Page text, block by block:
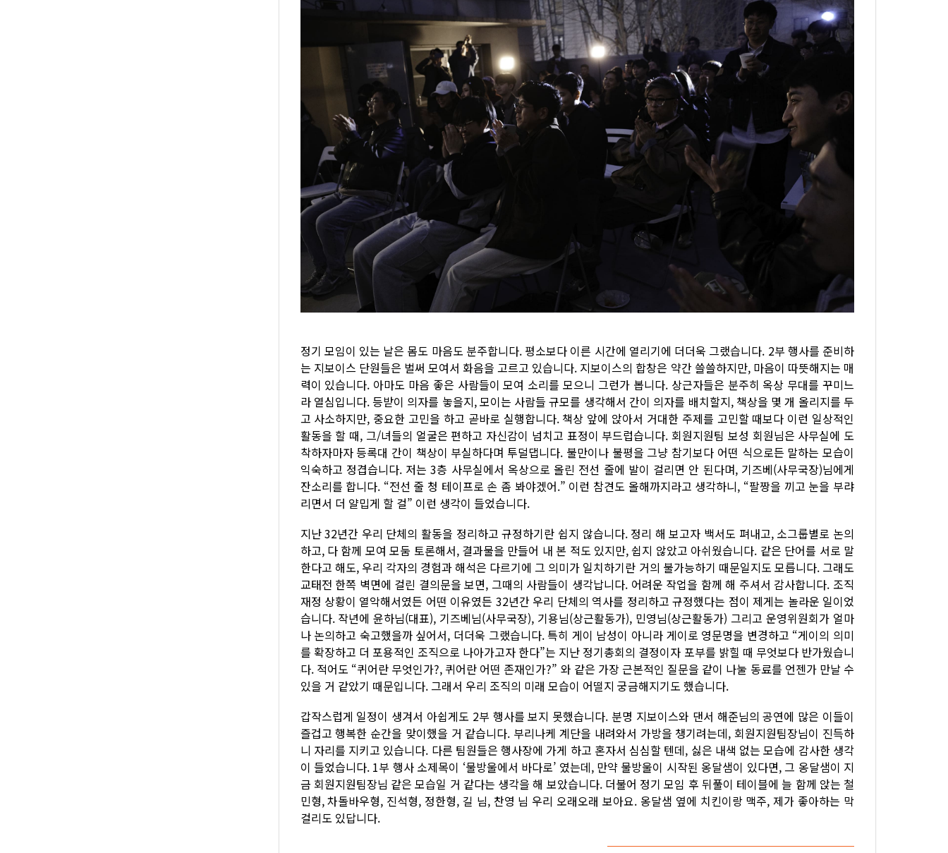
정기 모임이 있는 날은 몸도 마음도 분주합니다. 평소보다 이른 시간에 열리기에 더더욱 그랬습니다. 2부 행사를 준비하
는 지보이스 단원들은 벌써 모여서 화음을 고르고 있습니다. 지보이스의 합창은 약간 쓸쓸하지만, 마음이 따뜻해지는 매
력이 있습니다. 아마도 마음 좋은 사람들이 모여 소리를 모으니 그런가 봅니다. 상근자들은 분주히 옥상 무대를 꾸미느
라 열심입니다. 등받이 의자를 놓을지, 모이는 사람들 규모를 생각해서 간이 의자를 배치할지, 책상을 몇 개 올리지를 두
고 사소하지만, 중요한 고민을 하고 곧바로 실행합니다. 책상 앞에 앉아서 거대한 주제를 고민할 때보다 이런 일상적인
활동을 할 때, 그/녀들의 얼굴은 편하고 자신감이 넘치고 표정이 부드럽습니다. 회원지원팀 보성 회원님은 사무실에 도
착하자마자 등록대 간이 책상이 부실하다며 투덜댑니다. 불만이나 불평을 그냥 참기보다 어떤 식으로든 말하는 모습이
익숙하고 정겹습니다. 저는 3층 사무실에서 옥상으로 올린 전선 줄에 발이 걸리면 안 된다며, 기즈베(사무국장)님에게
잔소리를 합니다. “전선 줄 청 테이프로 손 좀 봐야겠어.” 이런 참견도 올해까지라고 생각하니, “팔짱을 끼고 눈을 부랴
리면서 더 얄밉게 할 걸” 이런 생각이 들었습니다.
지난 32년간 우리 단체의 활동을 정리하고 규정하기란 쉽지 않습니다. 정리 해 보고자 백서도 펴내고, 소그룹별로 논의
하고, 다 함께 모여 모둠 토론해서, 결과물을 만들어 내 본 적도 있지만, 쉽지 않았고 아쉬웠습니다. 같은 단어를 서로 말
한다고 해도, 우리 각자의 경험과 해석은 다르기에 그 의미가 일치하기란 거의 불가능하기 때문일지도 모릅니다. 그래도
교태전 한쪽 벽면에 걸린 결의문을 보면, 그때의 사람들이 생각납니다. 어려운 작업을 함께 해 주셔서 감사합니다. 조직
재정 상황이 열악해서였든 어떤 이유였든 32년간 우리 단체의 역사를 정리하고 규정했다는 점이 제게는 놀라운 일이었
습니다. 작년에 윤하님(대표), 기즈베님(사무국장), 기용님(상근활동가), 민영님(상근활동가) 그리고 운영위원회가 얼마
나 논의하고 숙고했을까 싶어서, 더더욱 그랬습니다. 특히 게이 남성이 아니라 게이로 영문명을 변경하고 “게이의 의미
를 확장하고 더 포용적인 조직으로 나아가고자 한다”는 지난 정기총회의 결정이자 포부를 밝힐 때 무엇보다 반가웠습니
다. 적어도 “퀴어란 무엇인가?, 퀴어란 어떤 존재인가?” 와 같은 가장 근본적인 질문을 같이 나눌 동료를 언젠가 만날 수
있을 거 같았기 때문입니다. 그래서 우리 조직의 미래 모습이 어떨지 궁금해지기도 했습니다.
갑작스럽게 일정이 생겨서 아쉽게도 2부 행사를 보지 못했습니다. 분명 지보이스와 댄서 해준님의 공연에 많은 이들이
즐겁고 행복한 순간을 맞이했을 거 같습니다. 부리나케 계단을 내려와서 가방을 챙기려는데, 회원지원팀장님이 진득하
니 자리를 지키고 있습니다. 다른 팀원들은 행사장에 가게 하고 혼자서 심심할 텐데, 싫은 내색 없는 모습에 감사한 생각
이 들었습니다. 1부 행사 소제목이 ‘물방울에서 바다로’ 였는데, 만약 물방울이 시작된 옹달샘이 있다면, 그 옹달샘이 지
금 회원지원팀장님 같은 모습일 거 같다는 생각을 해 보았습니다. 더불어 정기 모임 후 뒤풀이 테이블에 늘 함께 앉는 철
민형, 차돌바우형, 진석형, 정한형, 길 님, 찬영 님 우리 오래오래 보아요. 옹달샘 옆에 치킨이랑 맥주, 제가 좋아하는 막
걸리도 있답니다.